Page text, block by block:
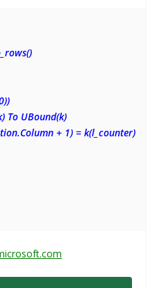
To UBound(k)
+ 1) = k(l_counter)